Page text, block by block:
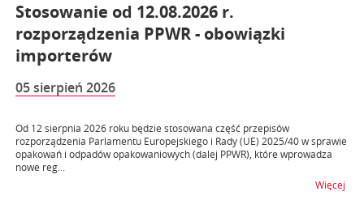
Stosowanie od 12.08.2026 r.
rozporządzenia PPWR - obowiązki
importerów
05 sierpień 2026
Od 12 sierpnia 2026 roku będzie stosowana część przepisów
rozporządzenia Parlamentu Europejskiego i Rady (UE) 2025/40 w sprawie
opakowań i odpadów opakowaniowych (dalej PPWR), które wprowadza
nowe reg...
Więcej